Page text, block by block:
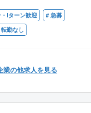
い」というお客様の理想を
注文住宅設計の面白さ。
など希望はさまざまです！
ことができるからこそ、一
を実現できるやりがいがあ
くの分譲マンションの管
り、
者（フロント）と連携し
数に応じた修繕計画を立案
もしくは設計事務所出身
建築施工管理技士、管理業
Iターン歓迎
# 急募
勤なし
業の他求人を見る